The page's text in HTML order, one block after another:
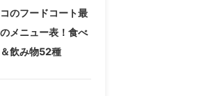
コのフードコート最
メニュー表！食べ
飲み物52種